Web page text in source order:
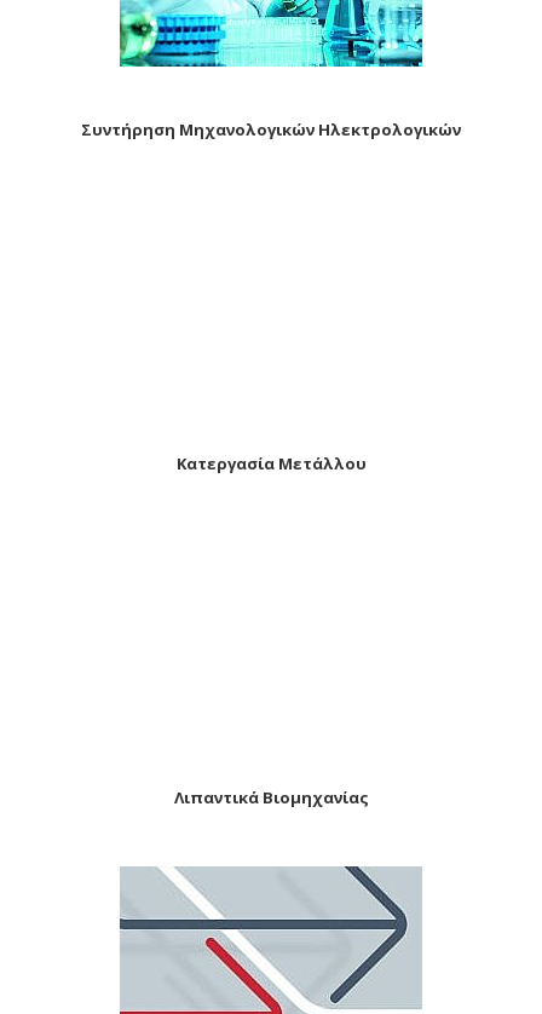
Συντήρηση Μηχανολογικών Ηλεκτρολογικών
Κατεργασία Mετάλλου
Λιπαντικά Βιομηχανίας